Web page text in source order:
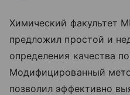
Химический факультет
предложил простой и
определения качества
Модифицированный
позволил эффективно